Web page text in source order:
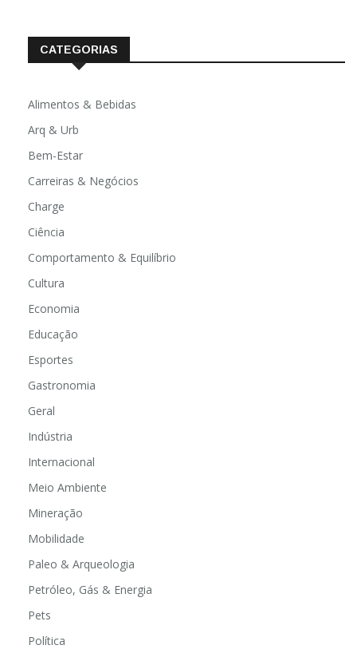
CATEGORIAS
Alimentos & Bebidas
Arq & Urb
Bem-Estar
Carreiras & Negócios
Charge
Ciência
Comportamento & Equilíbrio
Cultura
Economia
Educação
Esportes
Gastronomia
Geral
Indústria
Internacional
Meio Ambiente
Mineração
Mobilidade
Paleo & Arqueologia
Petróleo, Gás & Energia
Pets
Política